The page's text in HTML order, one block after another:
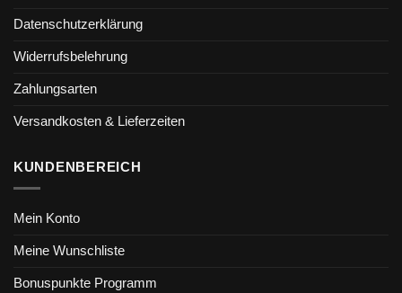
Datenschutzerklärung
Widerrufsbelehrung
Zahlungsarten
Versandkosten & Lieferzeiten
KUNDENBEREICH
Mein Konto
Meine Wunschliste
Bonuspunkte Programm